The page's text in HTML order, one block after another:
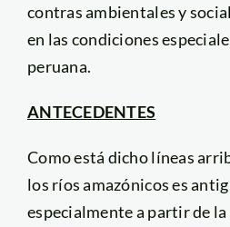
contras ambientales y
en las condiciones
peruana.
ANTECEDENTES
Como está dicho líneas
los ríos amazónicos es
especialmente a partir de la